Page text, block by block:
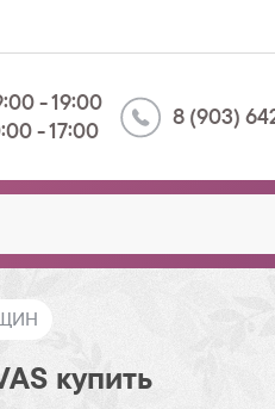
- 19:00
- 17:00
8 (903)
купить